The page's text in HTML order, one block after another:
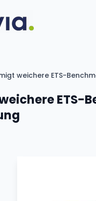
weichere ETS-
ETS-